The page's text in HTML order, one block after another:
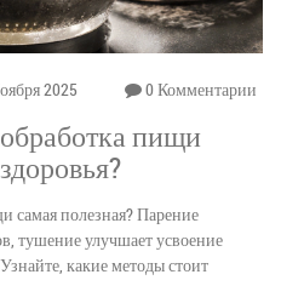
2025 0 Комментарии
пищи
самая полезная? Парение
тушение улучшает усвоение
какие методы стоит